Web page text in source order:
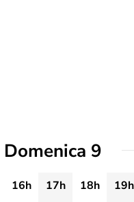
Domenica 9
16h 17h 18h 19h